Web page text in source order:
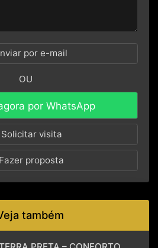
por e-mail
OU
por WhatsApp
Solicitar visita
proposta
também